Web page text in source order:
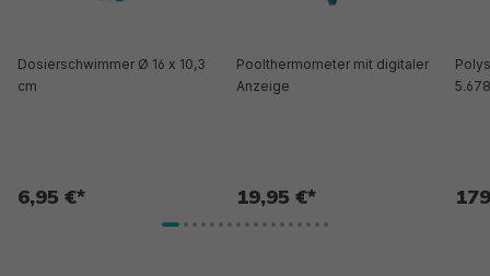
Dosierschwimmer Ø 16 x 10,3
cm
6,95 €*
Poolthermometer mit digitaler
Anzeige
19,95 €*